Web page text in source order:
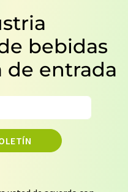
bebidas
de entrada